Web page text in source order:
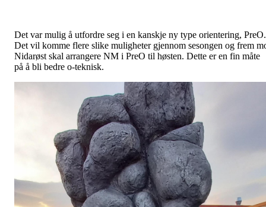
Det var mulig å utfordre seg i en kanskje ny type orientering, PreO.
Det vil komme flere slike muligheter gjennom sesongen og frem
Nidarøst skal arrangere NM i PreO til høsten. Dette er en fin måte
på å bli bedre o-teknisk.